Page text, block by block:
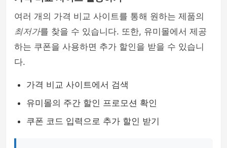
여러 개의 가격 비교 사이트를 통해 원하는 제품의
최저가를 찾을 수 있습니다. 또한, 유미몰에서 제공
하는 쿠폰을 사용하면 추가 할인을 받을 수 있습니
다.
가격 비교 사이트에서 검색
유미몰의 주간 할인 프로모션 확인
쿠폰 코드 입력으로 추가 할인 받기